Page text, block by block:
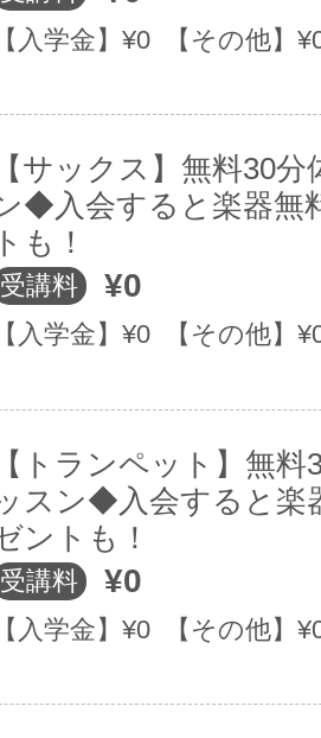
は「自由なようで
ればならない
人勝ちで、先に予
か予約できない
ジュール（月２回）
で忙しい社会人の
サービス：(別の日に
。)会議や飲み会な
時も安心！別の日
【入学金】¥0 【その他】
【サックス】無料30
◆入会すると楽器無
トも！
受講料 ¥0
【入学金】¥0 【その他】
【トランペット】無料
スン◆入会すると楽
ントも！
受講料 ¥0
【入学金】¥0 【その他】